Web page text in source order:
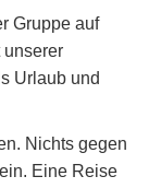
Gruppe auf
Urlaub und
Nichts gegen
Eine Reise